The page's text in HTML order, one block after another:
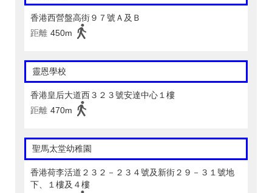
香港西營盤高街９７號Ａ及Ｂ
距離 450m
靈恩學校
香港皇后大道西３２３號安達中心１樓
距離 470m
聖馬太堂幼稚園
香港荷李活道２３２－２３４號及新街２９－３１號地
下、１樓及４樓